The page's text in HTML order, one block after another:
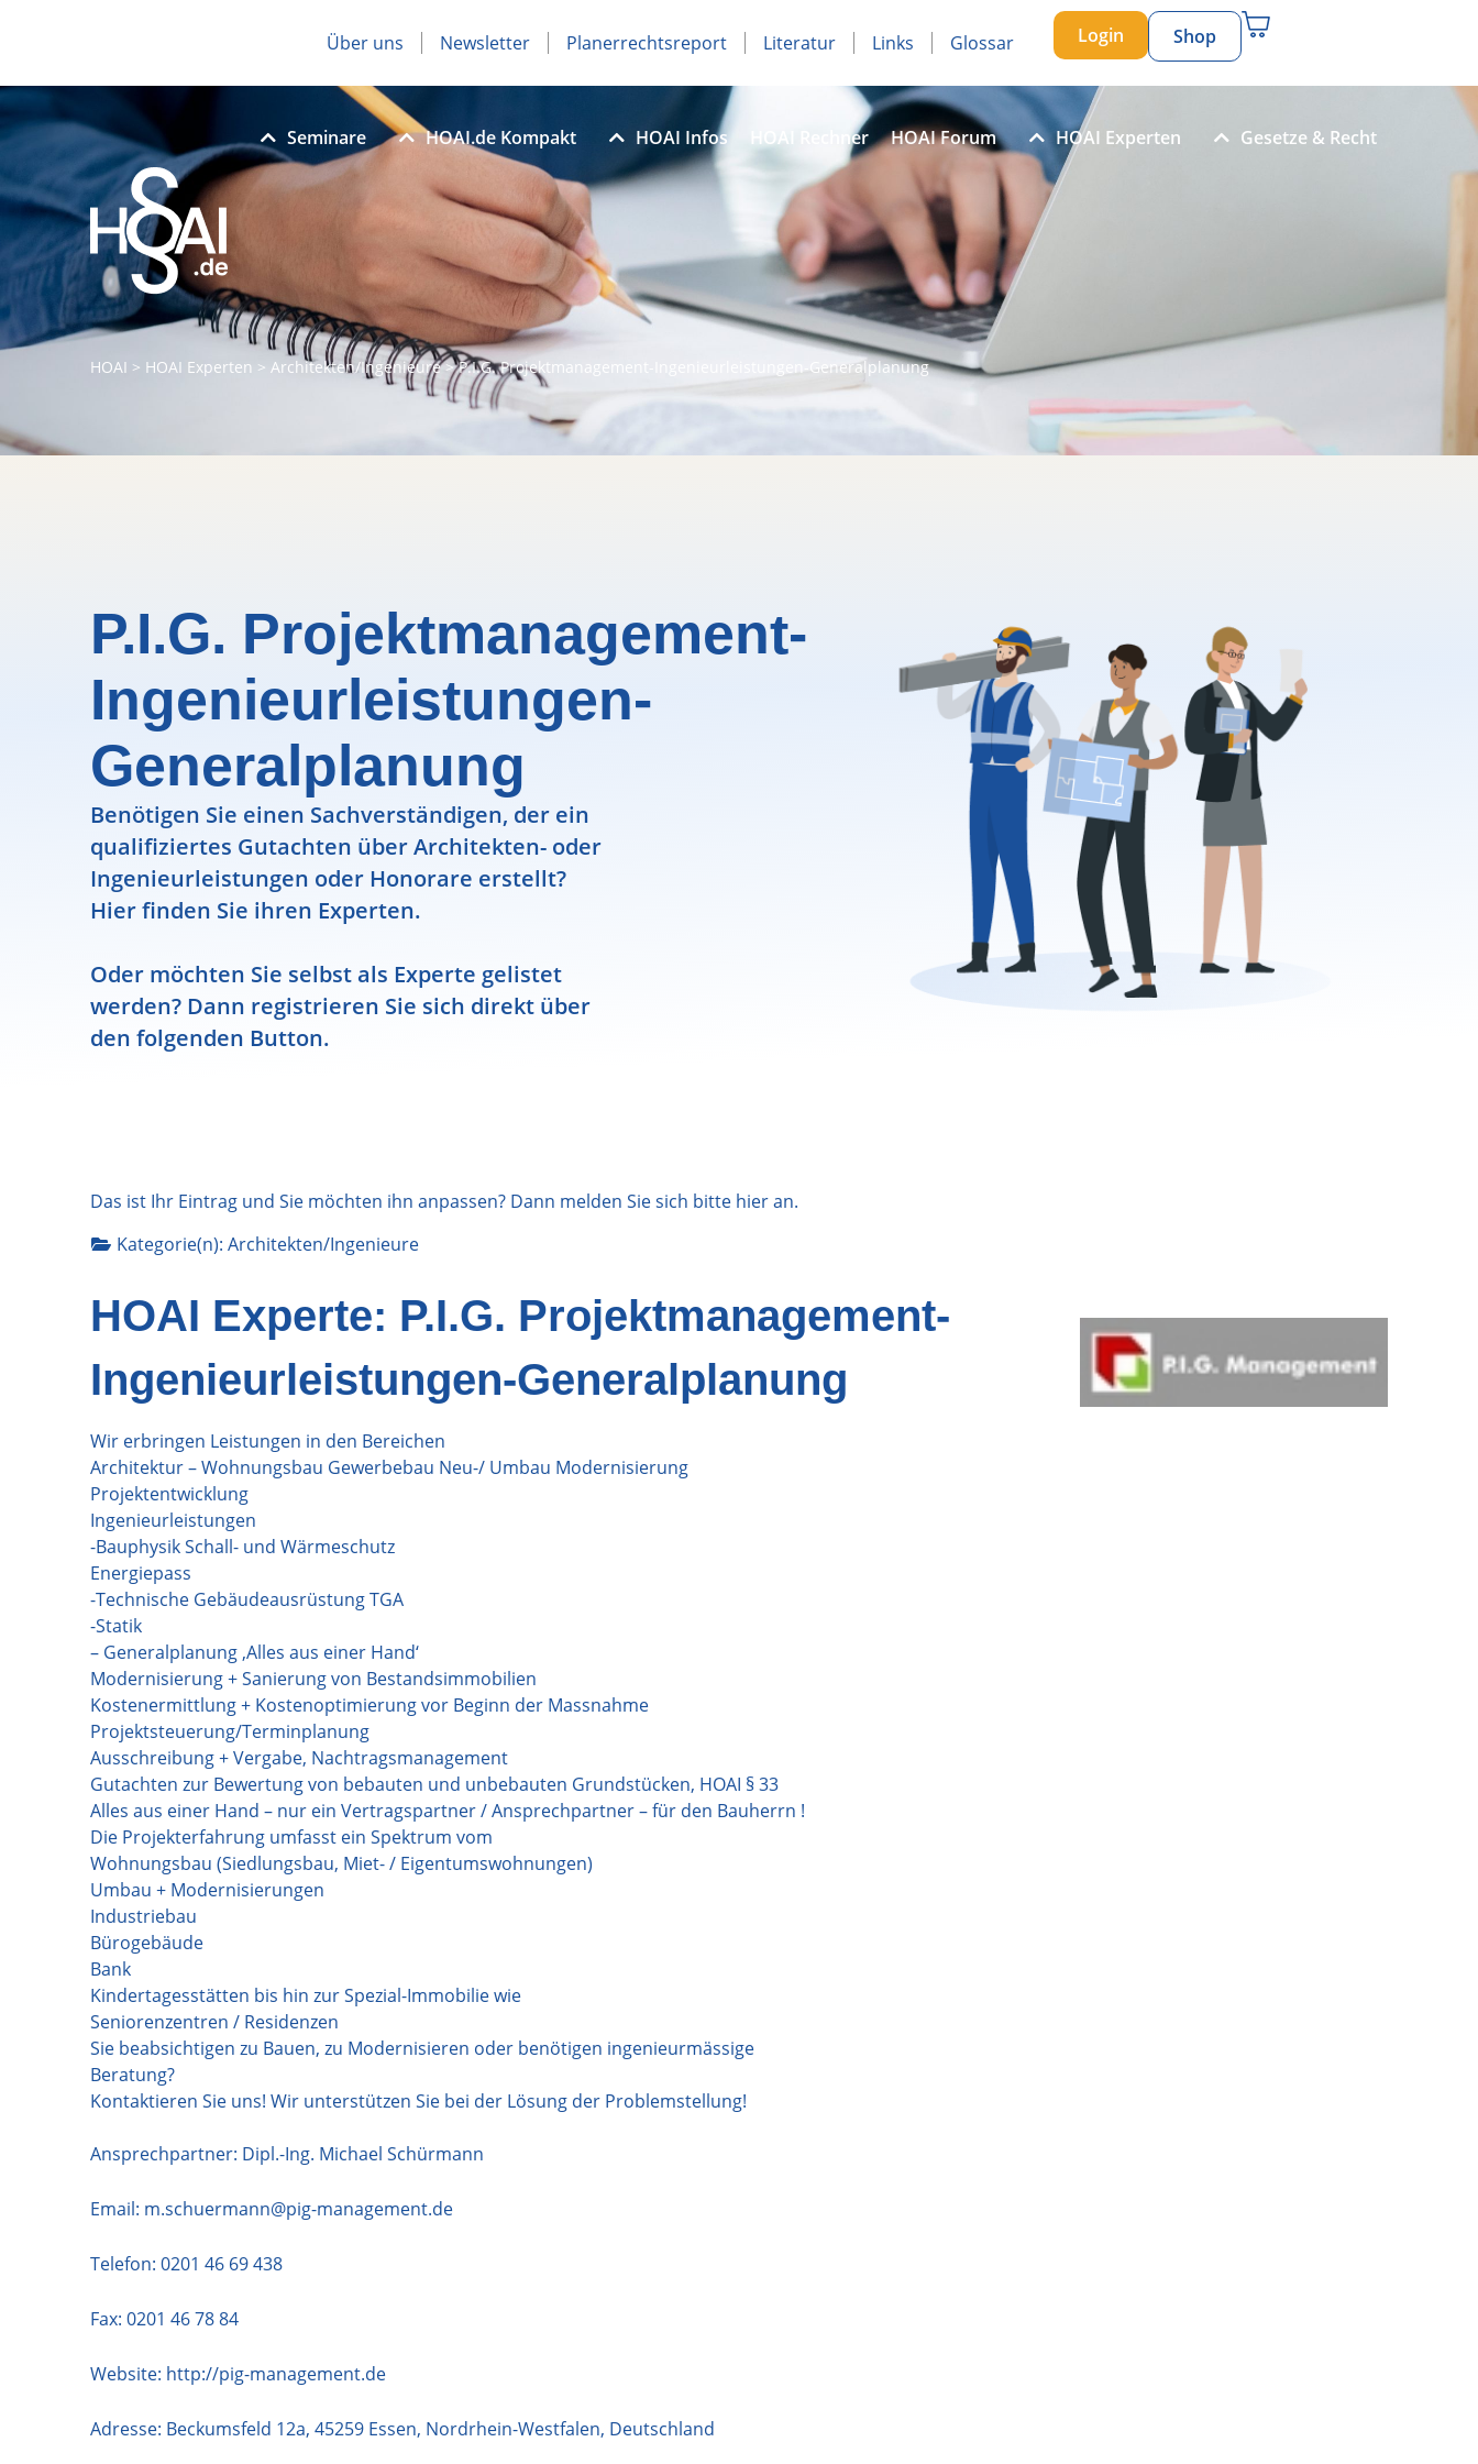
Über uns Newsletter Planerrechtsreport Literatur Links Glossar Login Shop
Seminare HOAI.de Kompakt HOAI Infos HOAI Rechner HOAI Forum HOAI Experten Gesetze & Recht
HOAI > HOAI Experten > Architekten/Ingenieure>P.I.G. Projektmanagement-Ingenieurleistungen-Generalplanung
P.I.G. Projektmanagement-
Ingenieurleistungen-
Generalplanung
Benötigen Sie einen Sachverständigen, der ein
qualifiziertes Gutachten über Architekten- oder
Ingenieurleistungen oder Honorare erstellt?
Hier finden Sie ihren Experten.
Oder möchten Sie selbst als Experte gelistet
werden? Dann registrieren Sie sich direkt über
den folgenden Button.
Das ist Ihr Eintrag und Sie möchten ihn anpassen? Dann melden Sie sich bitte hieran.
Kategorie(n): Architekten/Ingenieure
HOAI Experte: P.I.G. Projektmanagement-
Ingenieurleistungen-Generalplanung
Wir erbringen Leistungen in den Bereichen
Architektur – Wohnungsbau Gewerbebau Neu-/ Umbau Modernisierung
Projektentwicklung
Ingenieurleistungen
-Bauphysik Schall- und Wärmeschutz
Energiepass
-Technische Gebäudeausrüstung TGA
-Statik
– Generalplanung ‚Alles aus einer Hand‘
Modernisierung + Sanierung von Bestandsimmobilien
Kostenermittlung + Kostenoptimierung vor Beginn der Massnahme
Projektsteuerung/Terminplanung
Ausschreibung + Vergabe, Nachtragsmanagement
Gutachten zur Bewertung von bebauten und unbebauten Grundstücken, HOAI § 33
Alles aus einer Hand – nur ein Vertragspartner / Ansprechpartner – für den Bauherrn !
Die Projekterfahrung umfasst ein Spektrum vom
Wohnungsbau (Siedlungsbau, Miet- / Eigentumswohnungen)
Umbau + Modernisierungen
Industriebau
Bürogebäude
Bank
Kindertagesstätten bis hin zur Spezial-Immobilie wie
Seniorenzentren / Residenzen
Sie beabsichtigen zu Bauen, zu Modernisieren oder benötigen ingenieurmässige
Beratung?
Kontaktieren Sie uns! Wir unterstützen Sie bei der Lösung der Problemstellung!
Ansprechpartner: Dipl.-Ing. Michael Schürmann
Email: m.schuermann@pig-management.de
Telefon: 0201 46 69 438
Fax: 0201 46 78 84
Website: http://pig-management.de
Adresse: Beckumsfeld 12a, 45259 Essen, Nordrhein-Westfalen, Deutschland